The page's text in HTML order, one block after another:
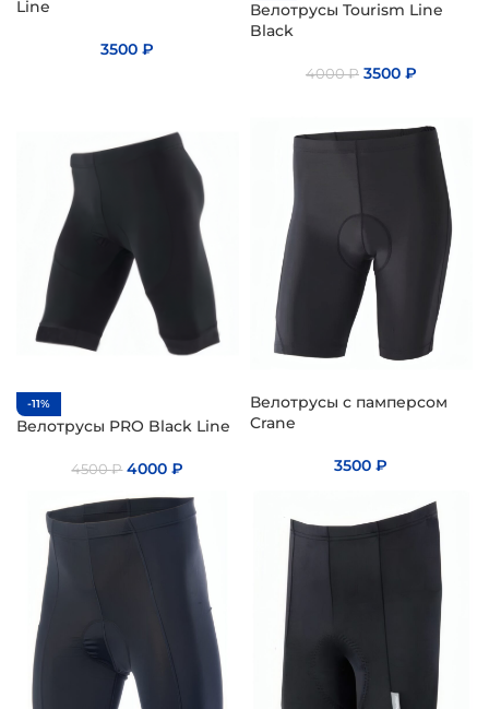
Line
3500₽
Велотрусы Tourism Line
Black
4000₽ 3500 ₽
-11%
Велотрусы PRO Black Line
4500₽ 4000₽
Велотрусы с памперсом
Crane
3500₽